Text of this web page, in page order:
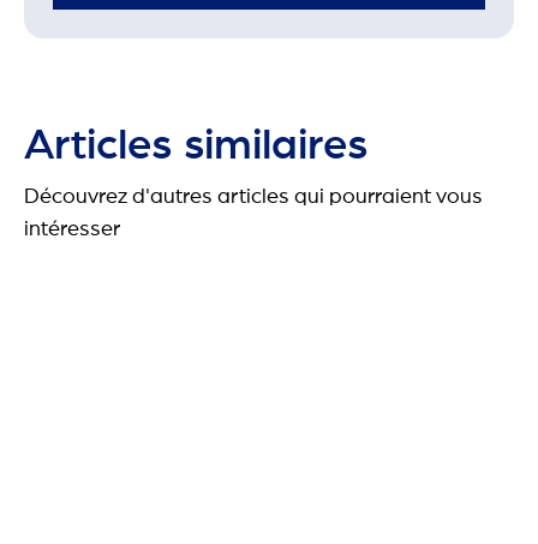
Articles similaires
Découvrez d'autres articles qui pourraient vous
intéresser